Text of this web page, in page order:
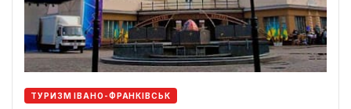
ТУРИЗМ ІВАНО-ФРАНКІВСЬК